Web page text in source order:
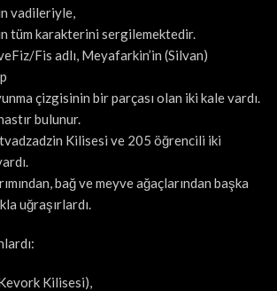
vadileriyle,
tüm karakterini sergilemektedir.
Fis adlı, Meyafarkin’in (Silvan)
çizgisinin bir parçası olan iki kale vardı.
bulunur.
Kilisesi ve 205 öğrencili iki
bağ ve meyve ağaçlarından başka
uğraşırlardı.
Kilisesi),